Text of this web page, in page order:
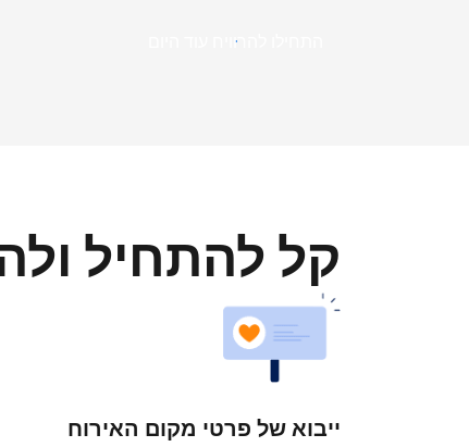
התחילו להרוויח עוד היום
קל להתחיל
ייבוא של פרטי מקום האירוח